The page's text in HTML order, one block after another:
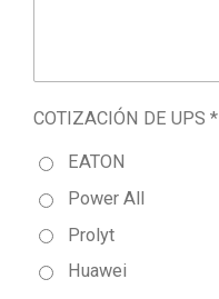
COTIZACIÓN DE UPS *
EATON
Power All
Prolyt
Huawei